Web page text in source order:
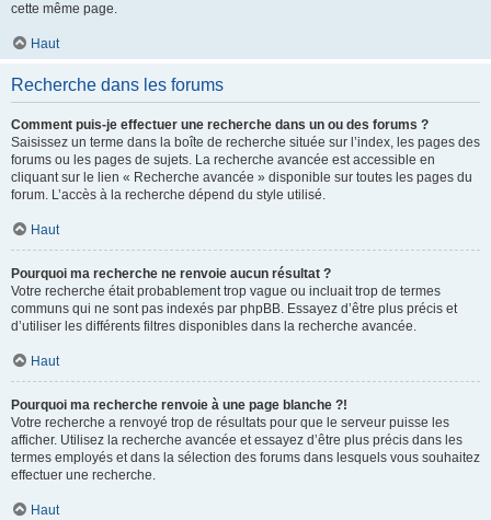
cette même page.
Haut
Recherche dans les forums
Comment puis-je effectuer une recherche dans un ou des forums ?
Saisissez un terme dans la boîte de recherche située sur l’index, les pages des
forums ou les pages de sujets. La recherche avancée est accessible en
cliquant sur le lien « Recherche avancée » disponible sur toutes les pages du
forum. L’accès à la recherche dépend du style utilisé.
Haut
Pourquoi ma recherche ne renvoie aucun résultat ?
Votre recherche était probablement trop vague ou incluait trop de termes
communs qui ne sont pas indexés par phpBB. Essayez d’être plus précis et
d’utiliser les différents filtres disponibles dans la recherche avancée.
Haut
Pourquoi ma recherche renvoie à une page blanche ?!
Votre recherche a renvoyé trop de résultats pour que le serveur puisse les
afficher. Utilisez la recherche avancée et essayez d’être plus précis dans les
termes employés et dans la sélection des forums dans lesquels vous souhaitez
effectuer une recherche.
Haut